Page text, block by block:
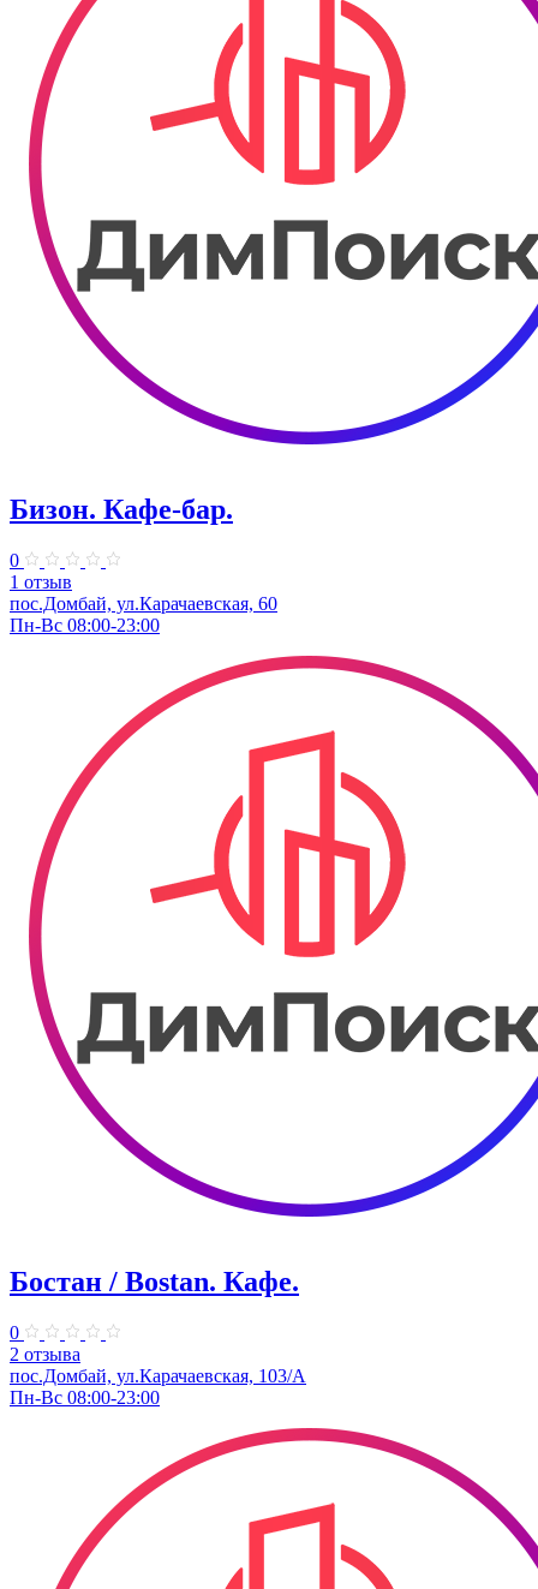
Бизон. Кафе-бар.
0
1 отзыв
пос.Домбай, ул.Карачаевская, 60
Пн-Вс 08:00-23:00
Бостан / Bostan. Кафе.
0
2 отзыва
пос.Домбай, ул.Карачаевская, 103/А
Пн-Вс 08:00-23:00